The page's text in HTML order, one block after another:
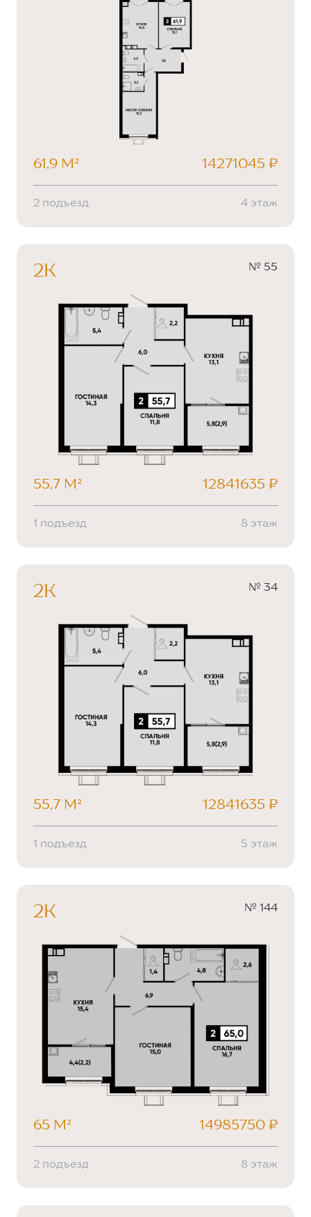
61,9 М² 14271045 ₽
2 подъезд 4 этаж
2К № 55
55,7 М² 12841635 ₽
1 подъезд 8 этаж
2К № 34
55,7 М² 12841635 ₽
1 подъезд 5 этаж
2К № 144
65 М² 14985750 ₽
2 подъезд 8 этаж